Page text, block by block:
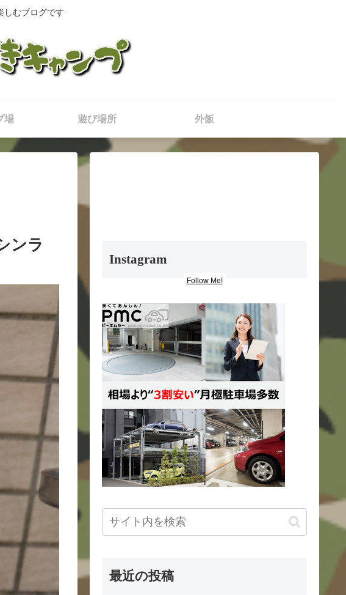
むブログです
場 遊び場所 外飯
ンラ
Instagram
Follow Me!
最近の投稿